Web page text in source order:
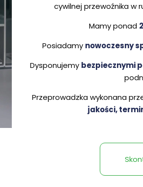
cywilnej przewoźnika w
Mamy ponad
Posiadamy nowoczesny
Dysponujemy bezpiecznymi
Przeprowadzka wykonana
jakości,